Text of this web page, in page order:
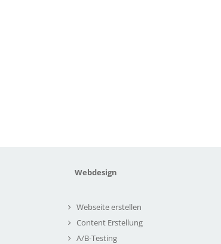
Webdesign
Webseite erstellen
Content Erstellung
A/B-Testing